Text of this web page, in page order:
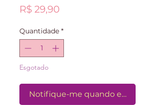
R$ 29,90
Quantidade *
Esgotado
Notifique-me quando estiver